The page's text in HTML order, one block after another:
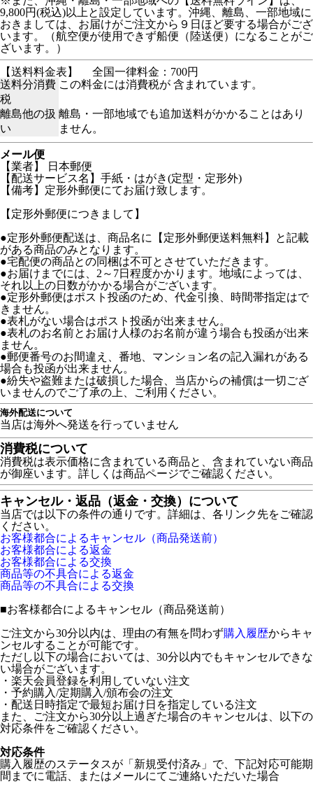
9,800円(税込)以上と設定しています。沖縄、離島、一部地域に
おきましては、お届けがご注文から９日ほど要する場合がござ
います。（航空便が使用できず船便（陸送便）になることがご
ざいます。）
【送料料金表】
全国一律料金：700円
送料分消費
税
この料金には消費税が 含まれています。
離島他の扱
い
離島・一部地域でも追加送料がかかることはあり
ません。
メール便
【業者】 日本郵便
【配送サービス名】手紙・はがき(定型・定形外)
【備考】定形外郵便にてお届け致します。
【定形外郵便につきまして】
●定形外郵便配送は、商品名に【定形外郵便送料無料】と記載
がある商品のみとなります。
●宅配便の商品との同梱は不可とさせていただきます。
●お届けまでには、2～7日程度かかります。地域によっては、
それ以上の日数がかかる場合がございます。
●定形外郵便はポスト投函のため、代金引換、時間帯指定はで
きません。
●表札がない場合はポスト投函が出来ません。
●表札のお名前とお届け人様のお名前が違う場合も投函が出来
ません。
●郵便番号のお間違え、番地、マンション名の記入漏れがある
場合も投函が出来ません。
●紛失や盗難または破損した場合、当店からの補償は一切ござ
いませんのでご了承の上、ご利用ください。
海外配送について
当店は海外へ発送を行っていません
消費税について
消費税は表示価格に含まれている商品と、含まれていない商品
が御座います。詳しくは商品ページでご確認ください。
キャンセル・返品（返金・交換）について
当店では以下の条件の通りです。詳細は、各リンク先をご確認
ください。
お客様都合によるキャンセル（商品発送前）
お客様都合による返金
お客様都合による交換
商品等の不具合による返金
商品等の不具合による交換
■お客様都合によるキャンセル（商品発送前）
ご注文から30分以内は、理由の有無を問わず購入履歴からキャ
ンセルすることが可能です。
ただし以下の場合においては、30分以内でもキャンセルできな
い場合がございます。
・楽天会員登録を利用していない注文
・予約購入/定期購入/頒布会の注文
・配送日時指定で最短お届け日を指定している注文
また、ご注文から30分以上過ぎた場合のキャンセルは、以下の
対応条件をご確認ください。
対応条件
購入履歴のステータスが「新規受付済み」で、下記対応可能期
間までに電話、またはメールにてご連絡いただいた場合